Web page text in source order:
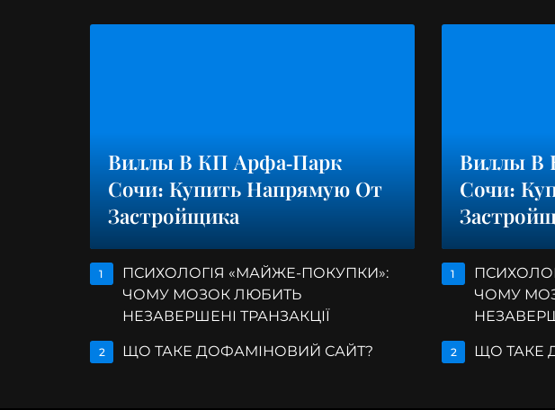
Виллы В КП Арфа-Парк
Сочи: Купить Напрямую От
Застройщика
1
ПСИХОЛОГІЯ «МАЙЖЕ-ПОКУПКИ»:
ЧОМУ МОЗОК ЛЮБИТЬ
НЕЗАВЕРШЕНІ ТРАНЗАКЦІЇ
2 ЩО ТАКЕ ДОФАМІНОВИЙ САЙТ?
Виллы В
Сочи:
1
ЧОМУ
2 ЩО ТАКЕ